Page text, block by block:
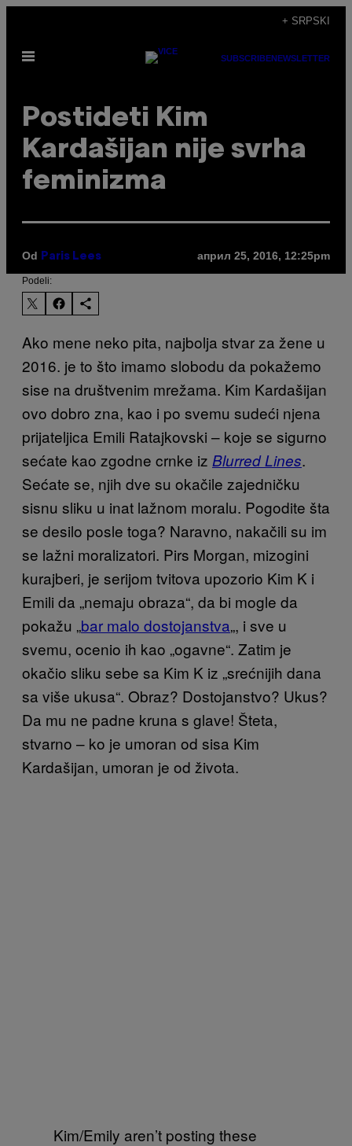
садржај
+ SRPSKI
Otvori
SUBSCRIBENEWSLETTER
Postideti Kim
Kardašijan nije svrha
feminizma
Od Paris Lees април 25, 2016, 12:25pm
Podeli:
Ako mene neko pita, najbolja stvar za žene u
2016. je to što imamo slobodu da pokažemo
sise na društvenim mrežama. Kim Kardašijan
ovo dobro zna, kao i po svemu sudeći njena
prijateljica Emili Ratajkovski – koje se sigurno
sećate kao zgodne crnke iz Blurred Lines.
Sećate se, njih dve su okačile zajedničku
sisnu sliku u inat lažnom moralu. Pogodite šta
se desilo posle toga? Naravno, nakačili su im
se lažni moralizatori. Pirs Morgan, mizogini
kurajberi, je serijom tvitova upozorio Kim K i
Emili da „nemaju obraza“, da bi mogle da
pokažu „bar malo dostojanstva„, i sve u
svemu, ocenio ih kao „ogavne“. Zatim je
okačio sliku sebe sa Kim K iz „srećnijih dana
sa više ukusa“. Obraz? Dostojanstvo? Ukus?
Da mu ne padne kruna s glave! Šteta,
stvarno – ko je umoran od sisa Kim
Kardašijan, umoran je od života.
Kim/Emily aren’t posting these